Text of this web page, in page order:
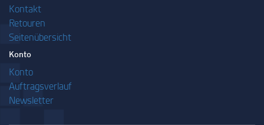
Kontakt
Retouren
Seitenübersicht
Konto
Konto
Auftragsverlauf
Newsletter